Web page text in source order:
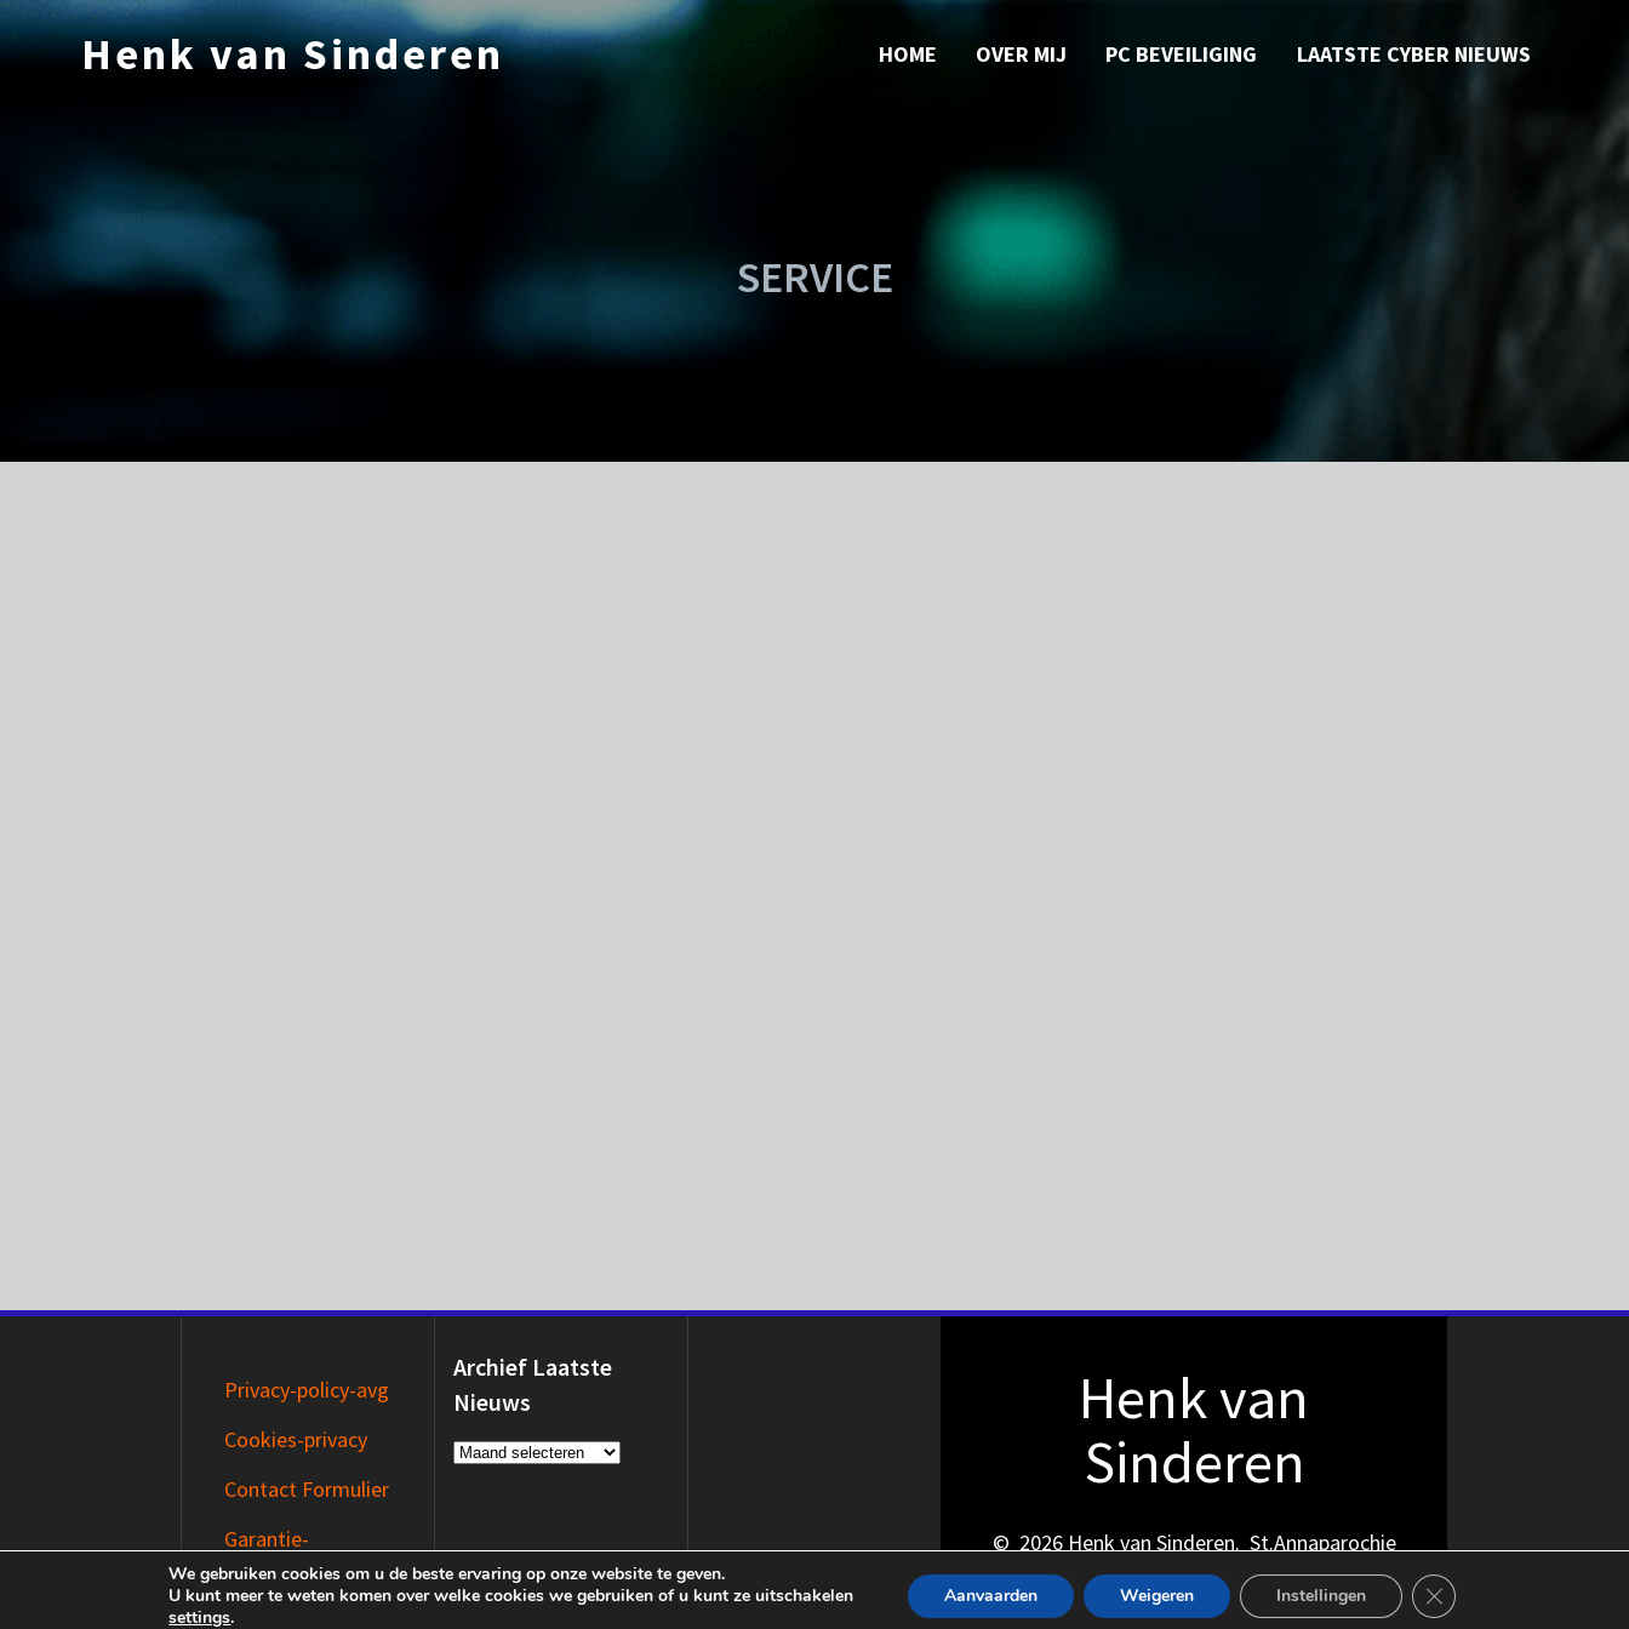
Ga
naar
Henk van Sinderen HOME OVER MIJ PC BEVEILIGING LAATSTE CYBER NIEUWS
SERVICE
Privacy-policy-avg
Cookies-privacy
Contact Formulier
Garantie-
Disclaimer
Archief Laatste
Nieuws
Archief
Henk van
Sinderen
© 2026 Henk van Sinderen. St.Annaparochie
We gebruiken cookies om u de beste ervaring op onze website te geven.
U kunt meer te weten komen over welke cookies we gebruiken of u kunt ze uitschakelen
settings.
Aanvaarden Weigeren Instellingen Sluit AVG/GDPR cookie